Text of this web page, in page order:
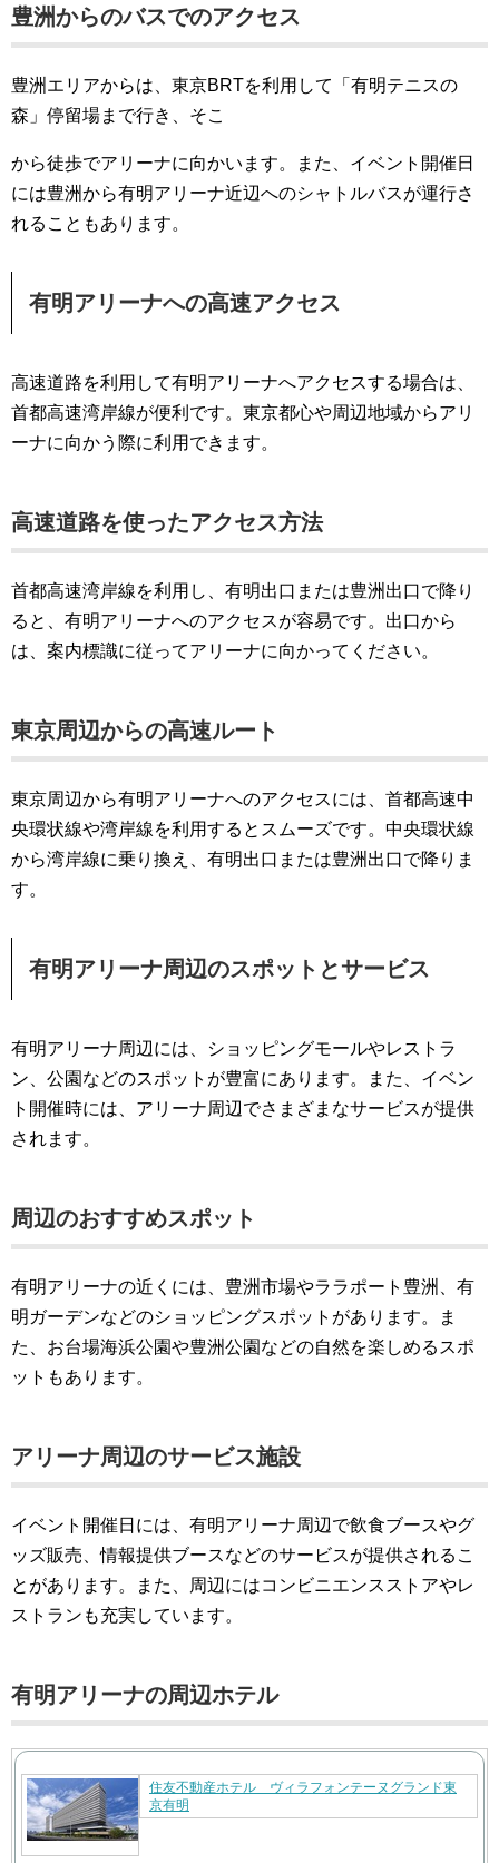
豊洲からのバスでのアクセス
豊洲エリアからは、東京BRTを利用して「有明テニスの
森」停留場まで行き、そこ
から徒歩でアリーナに向かいます。また、イベント開催日
には豊洲から有明アリーナ近辺へのシャトルバスが運行さ
れることもあります。
有明アリーナへの高速アクセス
高速道路を利用して有明アリーナへアクセスする場合は、
首都高速湾岸線が便利です。東京都心や周辺地域からアリ
ーナに向かう際に利用できます。
高速道路を使ったアクセス方法
首都高速湾岸線を利用し、有明出口または豊洲出口で降り
ると、有明アリーナへのアクセスが容易です。出口から
は、案内標識に従ってアリーナに向かってください。
東京周辺からの高速ルート
東京周辺から有明アリーナへのアクセスには、首都高速中
央環状線や湾岸線を利用するとスムーズです。中央環状線
から湾岸線に乗り換え、有明出口または豊洲出口で降りま
す。
有明アリーナ周辺のスポットとサービス
有明アリーナ周辺には、ショッピングモールやレストラ
ン、公園などのスポットが豊富にあります。また、イベン
ト開催時には、アリーナ周辺でさまざまなサービスが提供
されます。
周辺のおすすめスポット
有明アリーナの近くには、豊洲市場やララポート豊洲、有
明ガーデンなどのショッピングスポットがあります。ま
た、お台場海浜公園や豊洲公園などの自然を楽しめるスポ
ットもあります。
アリーナ周辺のサービス施設
イベント開催日には、有明アリーナ周辺で飲食ブースやグ
ッズ販売、情報提供ブースなどのサービスが提供されるこ
とがあります。また、周辺にはコンビニエンスストアやレ
ストランも充実しています。
有明アリーナの周辺ホテル
住友不動産ホテル ヴィラフォンテーヌグランド東
京有明